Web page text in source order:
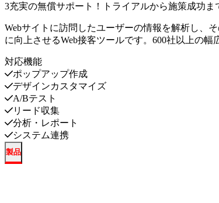
3充実の無償サポート！トライアルから施策成功ま
Webサイトに訪問したユーザーの情報を解析し、
に向上させるWeb接客ツールです。600社以上の幅
対応機能
ポップアップ作成
デザインカスタマイズ
A/Bテスト
リード収集
分析・レポート
システム連携
製品